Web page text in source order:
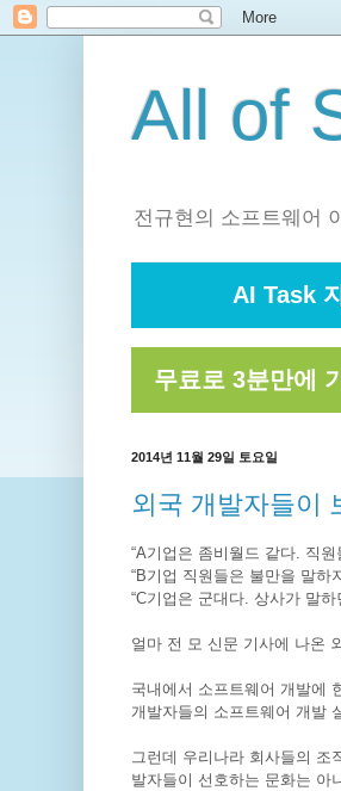
All of
전규현의 소프트웨어
AI Task
무료로 3분만에
2014년 11월 29일 토요일
외국 개발자들이
“A기업은 좀비월드 같다. 직원
“B기업 직원들은 불만을 말하
“C기업은 군대다. 상사가 말하
얼마 전 모 신문 기사에 나온
국내에서 소프트웨어 개발에
개발자들의 소프트웨어 개발
그런데 우리나라 회사들의 조
발자들이 선호하는 문화는 아